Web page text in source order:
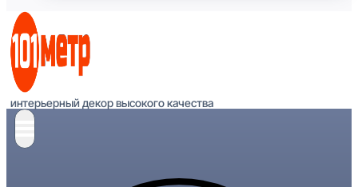
интерьерный декор высокого качества